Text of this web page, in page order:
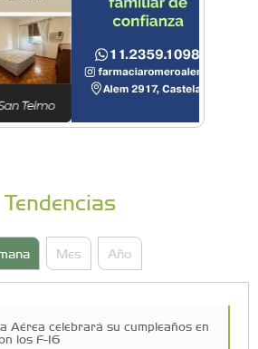
Tendencias
Mes Año
Aérea celebrará su cumpleaños en
los F-16